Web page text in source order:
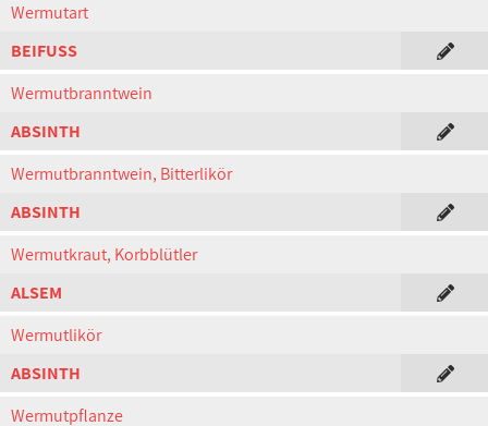
Wermutart
BEIFUSS
Wermutbranntwein
ABSINTH
Wermutbranntwein, Bitterlikör
ABSINTH
Wermutkraut, Korbblütler
ALSEM
Wermutlikör
ABSINTH
Wermutpflanze